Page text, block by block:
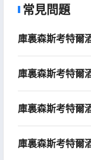
常見問題
庫裏森斯考特爾
庫裏森斯考特爾
庫裏森斯考特爾
庫裏森斯考特爾